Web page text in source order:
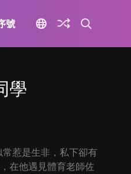
號
學
惹是生非，私下卻有
在他遇見體育老師佐